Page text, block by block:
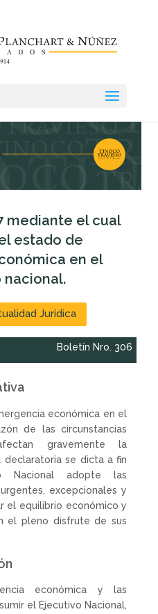
mediante el cual
estado de
en el
Jurídica
Boletín Nro. 306
económica en el
de las circunstancias
gravemente la
declaratoria se dicta a fin
adopte las
excepcionales y
el equilibrio económico y
el pleno disfrute de sus
económica y las
el Ejecutivo Nacional,